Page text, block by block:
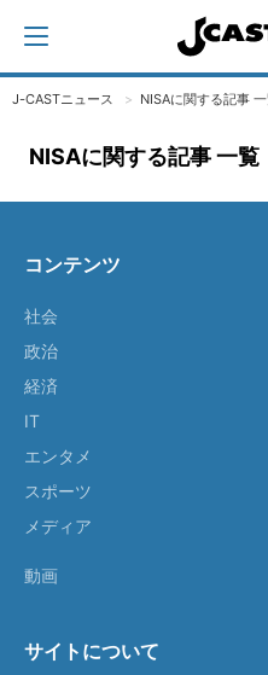
J-CASTニュース NISAに関する記事
NISAに関する記事 一覧
コンテンツ
社会
政治
経済
IT
エンタメ
スポーツ
メディア
動画
サイトについて